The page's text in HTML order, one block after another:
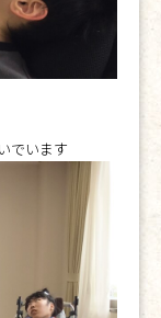
でいます